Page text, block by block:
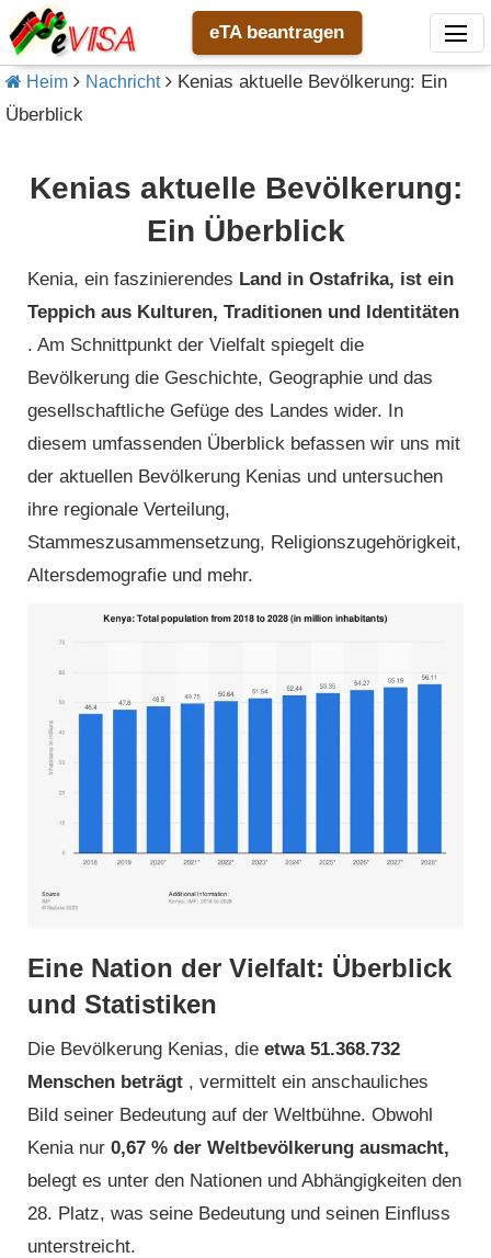
eTA beantragen
Heim Nachricht
Kenias aktuelle Bevölkerung: Ein
Überblick
Kenias aktuelle Bevölkerung:
Ein Überblick
Kenia, ein faszinierendes Land in Ostafrika, ist ein
Teppich aus Kulturen, Traditionen und Identitäten
. Am Schnittpunkt der Vielfalt spiegelt die
Bevölkerung die Geschichte, Geographie und das
gesellschaftliche Gefüge des Landes wider. In
diesem umfassenden Überblick befassen wir uns mit
der aktuellen Bevölkerung Kenias und untersuchen
ihre regionale Verteilung,
Stammeszusammensetzung, Religionszugehörigkeit,
Altersdemografie und mehr.
Eine Nation der Vielfalt: Überblick
und Statistiken
Die Bevölkerung Kenias, die etwa 51.368.732
Menschen beträgt , vermittelt ein anschauliches
Bild seiner Bedeutung auf der Weltbühne. Obwohl
Kenia nur 0,67 % der Weltbevölkerung ausmacht,
belegt es unter den Nationen und Abhängigkeiten den
28. Platz, was seine Bedeutung und seinen Einfluss
unterstreicht.